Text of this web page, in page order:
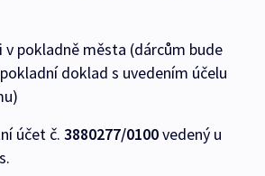
pokladně města (dárcům bude
doklad s uvedením účelu
účet č. 3880277/0100vedený u